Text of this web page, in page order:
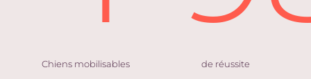
Chiens mobilisables de réussite